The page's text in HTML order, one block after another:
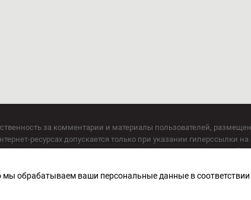
за комментарии и материалы пользователей,
ресурсах допускается только при указании гиперссылки на
настоящего СМИ допускается только при указании на ресурс:
службой по надзору в сфере связи, информационных
мы обрабатываем ваши персональные данные в соответствии